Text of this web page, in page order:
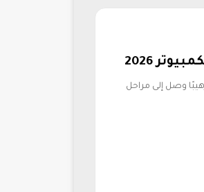
2026
وصل إلى مراحل